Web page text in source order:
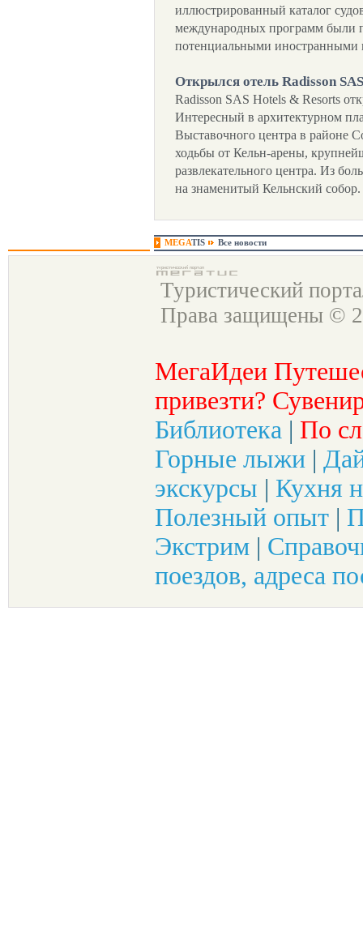
иллюстрированный каталог
международных программ были
потенциальными иностранными
Открылся отель Radisson
Radisson SAS Hotels & Resorts
Интересный в архитектурном
Выставочного центра в районе
ходьбы от Кельн-арены,
развлекательного центра. Из
на знаменитый Кельнский собор.
MEGATIS Все новости
Туристический
Права защищены ©
МегаИдеи
привезти?
Библиотека | По
Горные лыжи |
экскурсы | Кухня
Полезный опыт |
Экстрим |
поездов, адреса